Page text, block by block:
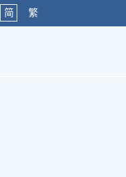
简 繁